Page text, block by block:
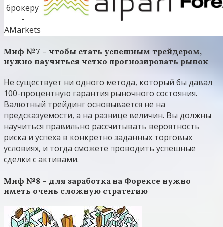
Миф №7 – чтобы стать успешным трейдером,
нужно научиться четко прогнозировать рынок
Не существует ни одного метода, который бы давал
100-процентную гарантия рыночного состояния.
Валютный трейдинг основывается не на
предсказуемости, а на разнице величин. Вы должны
научиться правильно рассчитывать вероятность
риска и успеха в конкретно заданных торговых
условиях, и тогда сможете проводить успешные
сделки с активами.
Миф №8 – для заработка на Форексе нужно
иметь очень сложную стратегию